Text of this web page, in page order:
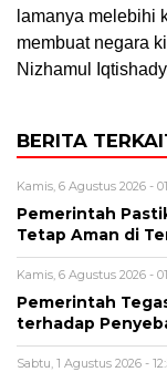
lamanya melebihi
membuat negara
Nizhamul
BERITA
Kamis, 6 Agustus 2026 -
Pemerintah
Tetap Aman di
Kamis, 6 Agustus 2026 -
Pemerintah
terhadap
Sabtu, 1 Agustus 2026 -